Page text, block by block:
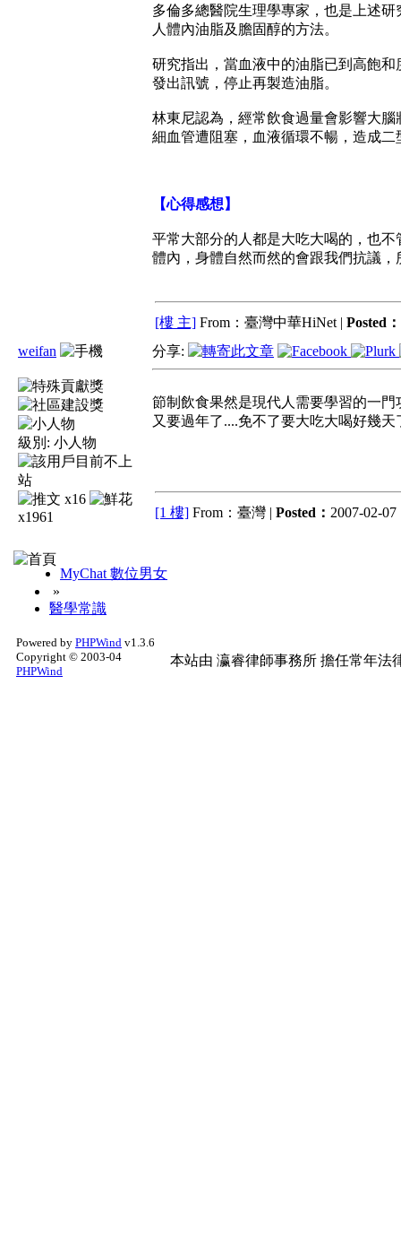
多倫多總醫院生理學專家，也是上述
人體內油脂及膽固醇的方法。
研究指出，當血液中的油脂已到高飽
發出訊號，停止再製造油脂。
林東尼認為，經常飲食過量會影響大
細血管遭阻塞，血液循環不暢，造成二
【心得感想】
平常大部分的人都是大吃大喝的，也
體內，身體自然而然的會跟我們抗議
[樓 主] From：臺灣中華HiNet | Posted：
weifan
級別: 小人物
x16
x1961
分享:
節制飲食果然是現代人需要學習的一門
又要過年了....免不了要大吃大喝好幾天
[1 樓] From：臺灣 | Posted： 2007-02-07
MyChat 數位男女
»
醫學常識
Powered by PHPWind v1.3.6
Copyright © 2003-04
PHPWind
本站由 瀛睿律師事務所 擔任常年法